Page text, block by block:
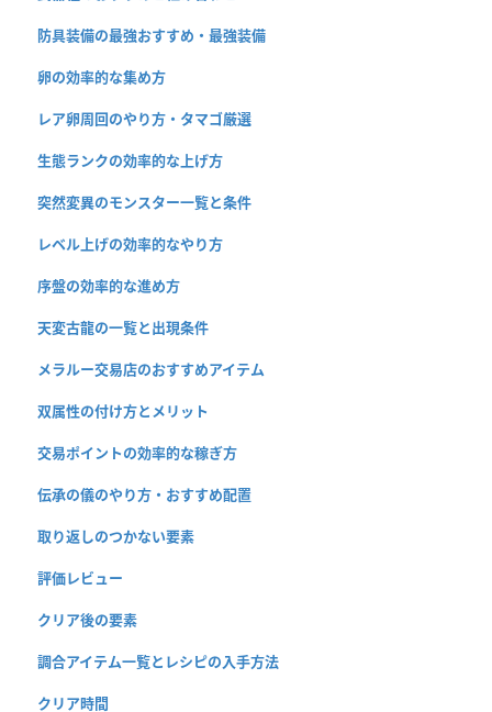
防具装備の最強おすすめ・最強装備
卵の効率的な集め方
レア卵周回のやり方・タマゴ厳選
生態ランクの効率的な上げ方
突然変異のモンスター一覧と条件
レベル上げの効率的なやり方
序盤の効率的な進め方
天変古龍の一覧と出現条件
メラルー交易店のおすすめアイテム
双属性の付け方とメリット
交易ポイントの効率的な稼ぎ方
伝承の儀のやり方・おすすめ配置
取り返しのつかない要素
評価レビュー
クリア後の要素
調合アイテム一覧とレシピの入手方法
クリア時間